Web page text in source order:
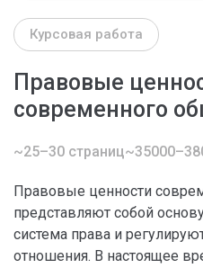
Курсовая работа
Правовые
современного
~25–30 страниц
Правовые ценности
представляют собой
система права и
отношения. В настоящее